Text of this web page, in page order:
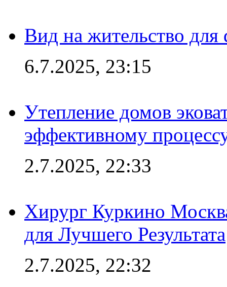
Вид на жительство
6.7.2025, 23:15
Утепление домов
эффективному
2.7.2025, 22:33
Хирург Куркино
для Лучшего Результата
2.7.2025, 22:32